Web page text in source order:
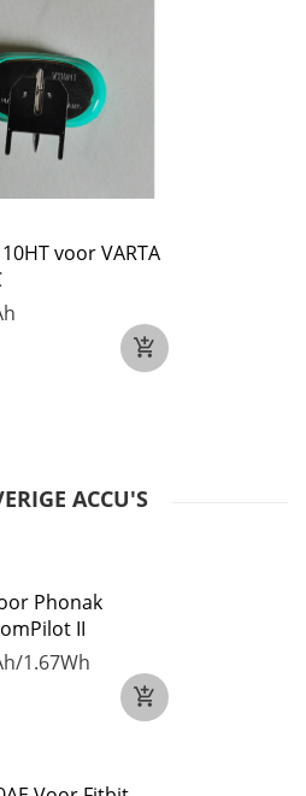
voor VARTA
ACCU'S
Phonak
II
1.67Wh